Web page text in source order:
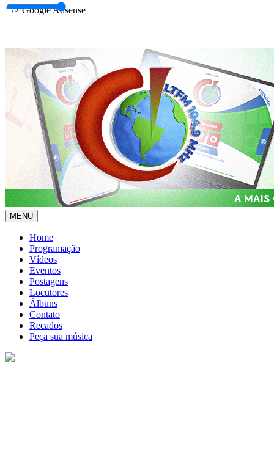
" />Google Adsense
MENU
Home
Programação
Vídeos
Eventos
Postagens
Locutores
Álbuns
Contato
Recados
Peça sua música